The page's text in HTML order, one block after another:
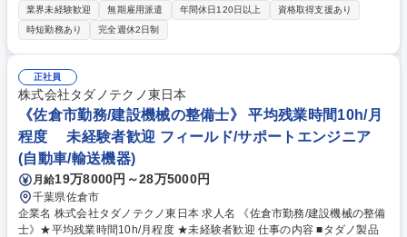
マネジメントポジションへのステップアップも目指せる環境です。 【詳
細】■建設機械の試験開発業務補助(試験準備/測定/データ収集) ■試作機の
点検/整備、部品交換などのメンテナンス業務■不具合発生時のトラブル対
応/原因調査補助■浦幌試験場内の設備点検/維持管理■試験結果や機械状態
に関する報告書作成/情報共有 【慣れたら】■建設機械の性能/耐久試験の
計画立案から実施/評価までを担当■試作機の不具合解析/改善提案/関係部
署との調整■浦幌試験場設備管理/保守運営の推進■土浦工場担当者との情
報連携/試験結果フィードバック■各種行事の運営対応 募集職種 【北海
道】国内外のインフラ整備を支える仕事/無期雇用派遣【機電】26
業界未経験歓迎 無期雇用派遣 年間休日120日以上
資格取得支援あり
時短勤務あり
完全週休2日制
正社員
株式会社タダノテクノ東日本
《佐倉市勤務/建設機械の整備士》 平均残業時間10h/月
程度 未経験者歓迎 フィールド/サポートエンジニア
(自動車/輸送機器)
月給19万8000円～28万5000円
千葉県佐倉市
企業名 株式会社タダノテクノ東日本 求人名 《佐倉市勤務/建設機械の整備
士》★平均残業時間10h/月程度 ★未経験者歓迎 仕事の内容 ■タダノ製品